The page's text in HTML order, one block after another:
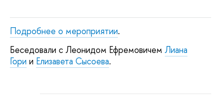
Подробнее о мероприятии.
Беседовали с Леонидом Ефремовичем Лиана
Гори и Елизавета Сысоева.